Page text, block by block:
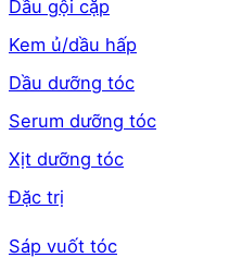
Dầu gội cặp
Kem ủ/dầu hấp
Dầu dưỡng tóc
Serum dưỡng tóc
Xịt dưỡng tóc
Đặc trị
Sáp vuốt tóc